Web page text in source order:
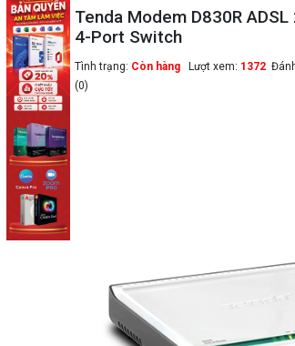
Tenda Modem D830R
4-Port Switch
Tình trạng: Còn hàng Lượt xem: 1372
(0)